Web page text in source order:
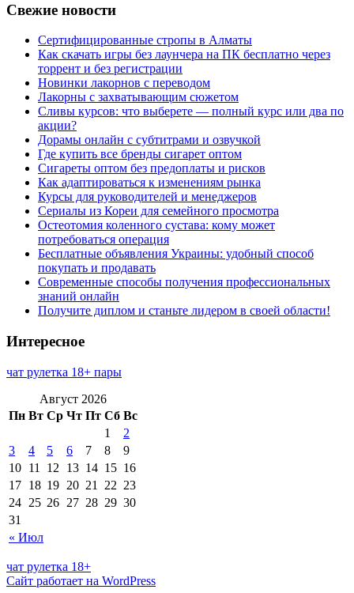
Свежие новости
Сертифицированные стропы в Алматы
Как скачать игры без лаунчера на ПК бесплатно через
торрент и без регистрации
Новинки лакорнов с переводом
Лакорны с захватывающим сюжетом
Сливы курсов: что выберете — полный курс или два по
акции?
Дорамы онлайн с субтитрами и озвучкой
Где купить все бренды сигарет оптом
Сигареты оптом без предоплаты и рисков
Как адаптироваться к изменениям рынка
Курсы для руководителей и менеджеров
Сериалы из Кореи для семейного просмотра
Остеотомия коленного сустава: кому может
потребоваться операция
Бесплатные объявления Украины: удобный способ
покупать и продавать
Современные способы получения профессиональных
знаний онлайн
Получите диплом и станьте лидером в своей области!
Интересное
чат рулетка 18+ пары
Август 2026
Пн Вт Ср Чт Пт Сб Вс
« Июл
1
2
3
4 5 6 7 8
9
10 11 12 13 14 15 16
17 18 19 20 21 22 23
24 25 26 27 28 29 30
31
чат рулетка 18+
Сайт работает на WordPress